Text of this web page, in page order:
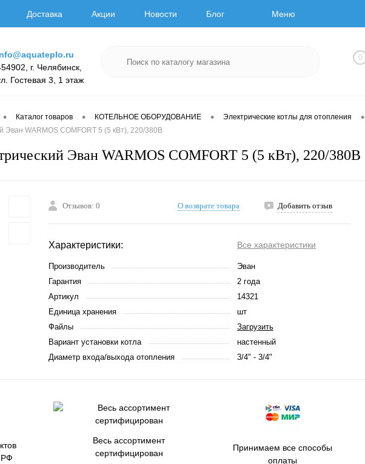
Доставка Акции Новости Блог Меню
г. Челябинск,
Гостевая 3, 1 этаж
0
• Каталог товаров • КОТЕЛЬНОЕ ОБОРУДОВАНИЕ • Электрические котлы для отопления •
Эван WARMOS COMFORT 5 (5 кВт), 220/380В
Эван WARMOS COMFORT 5 (5 кВт), 220/380В
Отзывов: 0 О возврате товара Добавить отзыв
Характеристики: Все характеристики
Производитель
Эван
Гарантия
2 года
Артикул
14321
Единица хранения
шт
Файлы
Загрузить
Вариант установки котла
настенный
Диаметр входа/выхода отопления
3/4" - 3/4"
РФ
Весь ассортимент
сертифицирован
Принимаем все способы
оплаты